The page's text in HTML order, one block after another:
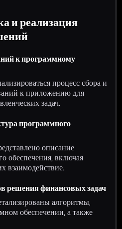
и реализация
к программному
процесс сбора и
к приложению для
задач.
программного
описание
обеспечения, включая
взаимодействие.
решения финансовых задач
алгоритмы,
обеспечении, а также